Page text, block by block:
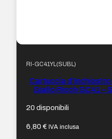
RI-GC41YL(SUBL)
Cartuccia
Giallo Ricoh GC41 –
20 disponibili
6,80€ IVA inclusa